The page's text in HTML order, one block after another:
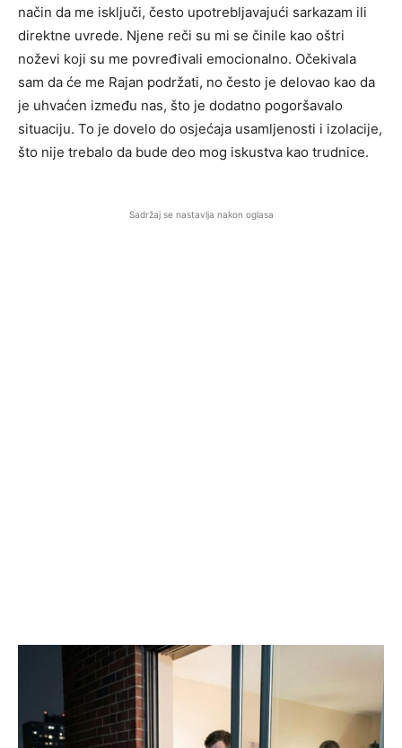
način da me isključi, često upotrebljavajući sarkazam ili
direktne uvrede. Njene reči su mi se činile kao oštri
noževi koji su me povređivali emocionalno. Očekivala
sam da će me Rajan podržati, no često je delovao kao da
je uhvaćen između nas, što je dodatno pogoršavalo
situaciju. To je dovelo do osjećaja usamljenosti i izolacije,
što nije trebalo da bude deo mog iskustva kao trudnice.
Sadržaj se nastavlja nakon oglasa